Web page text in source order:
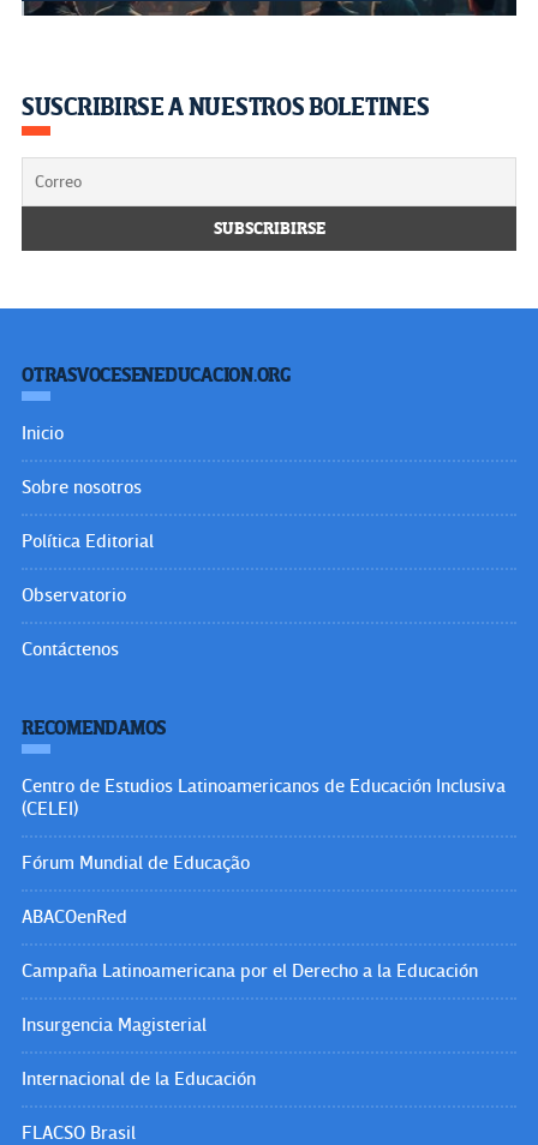
SUSCRIBIRSE A NUESTROS BOLETINES
OTRASVOCESENEDUCACION.ORG
Inicio
Sobre nosotros
Política Editorial
Observatorio
Contáctenos
RECOMENDAMOS
Centro de Estudios Latinoamericanos de Educación Inclusiva
(CELEI)
Fórum Mundial de Educação
ABACOenRed
Campaña Latinoamericana por el Derecho a la Educación
Insurgencia Magisterial
Internacional de la Educación
FLACSO Brasil